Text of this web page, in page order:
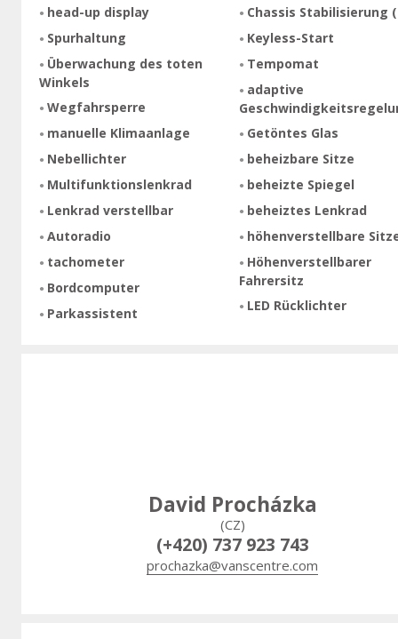
head-up display
Spurhaltung
Überwachung des toten
Winkels
Wegfahrsperre
manuelle Klimaanlage
Nebellichter
Multifunktionslenkrad
Lenkrad verstellbar
Autoradio
tachometer
Bordcomputer
Parkassistent
Chassis Stabilisierung
Keyless-Start
Tempomat
adaptive
Getöntes Glas
beheizbare Sitze
beheizte Spiegel
beheiztes Lenkrad
höhenverstellbare
Höhenverstellbarer
Fahrersitz
LED Rücklichter
David Procházka
(CZ)
(+420) 737 923 743
prochazka@vanscentre.com